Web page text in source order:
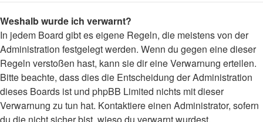
Weshalb wurde ich verwarnt?
In jedem Board gibt es eigene Regeln, die meistens von der
Administration festgelegt werden. Wenn du gegen eine dieser
Regeln verstoßen hast, kann sie dir eine Verwarnung erteilen.
Bitte beachte, dass dies die Entscheidung der Administration
dieses Boards ist und phpBB Limited nichts mit dieser
Verwarnung zu tun hat. Kontaktiere einen Administrator, sofern
du die nicht sicher bist, wieso du verwarnt wurdest.